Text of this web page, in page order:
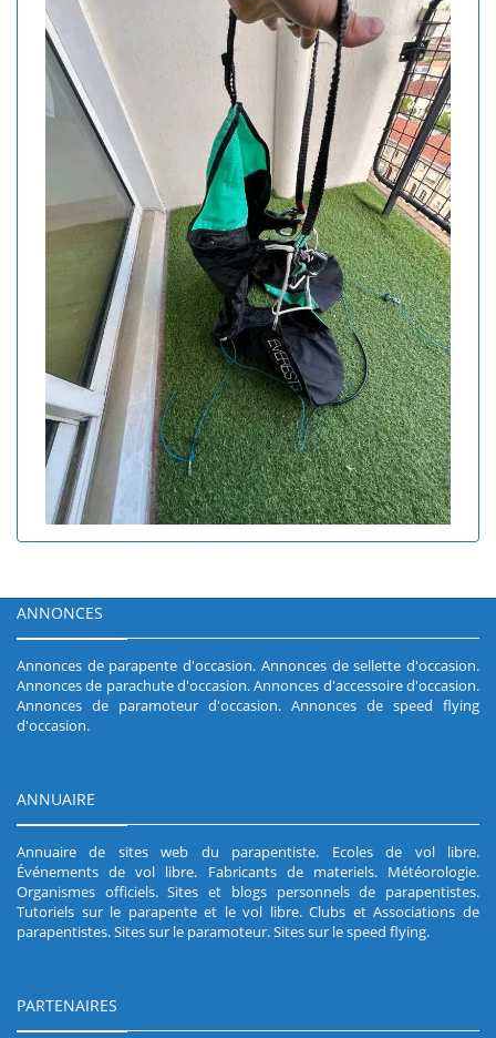
ANNONCES
Annonces de parapente d'occasion. Annonces de sellette d'occasion.
Annonces de parachute d'occasion.Annonces d'accessoire d'occasion.
Annonces de paramoteur d'occasion. Annonces de speed flying
d'occasion.
ANNUAIRE
Annuaire de sites web du parapentiste. Ecoles de vol libre.
Événements de vol libre. Fabricants de materiels. Météorologie.
Organismes officiels.Sites et blogs personnels de parapentistes.
Tutoriels sur le parapente et le vol libre.Clubs et Associations de
parapentistes.Sites sur le paramoteur.Sites sur le speed flying.
PARTENAIRES